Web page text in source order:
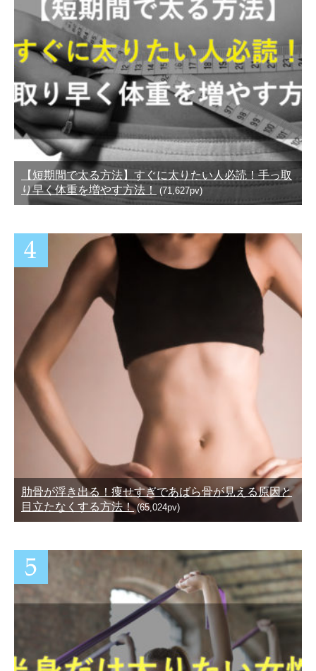
【短期間で太る方法】すぐに太りたい人必読！手っ取
り早く体重を増やす方法！
(71,627pv)
肋骨が浮き出る！痩せすぎであばら骨が見える原因と
目立たなくする方法！(65,024pv)